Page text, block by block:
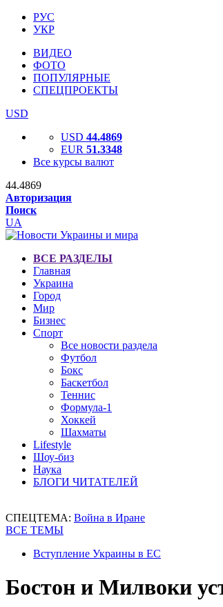
РУС
УКР
ВИДЕО
ФОТО
ПОПУЛЯРНЫЕ
СПЕЦПРОЕКТЫ
USD
USD 44.4869
EUR 51.3348
Все курсы валют
44.4869
Авторизация
Поиск
UA
ВСЕ РАЗДЕЛЫ
Главная
Украина
Город
Мир
Бизнес
Спорт
Все новости раздела
Футбол
Бокс
Баскетбол
Теннис
Формула-1
Хоккей
Шахматы
Lifestyle
Шоу-биз
Наука
БЛОГИ ЧИТАТЕЛЕЙ
СПЕЦТЕМА: Война в Иране
ВСЕ ТЕМЫ
Вступление Украины в ЕС
Бостон и Милвоки